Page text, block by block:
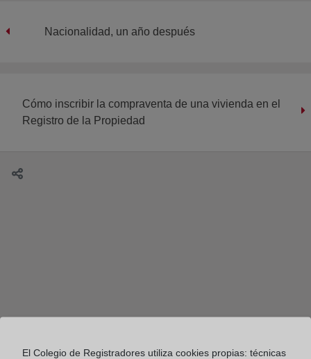
Nacionalidad, un año después
Cómo inscribir la compraventa de una vivienda en el
Registro de la Propiedad
El Colegio de Registradores utiliza cookies propias: técnicas